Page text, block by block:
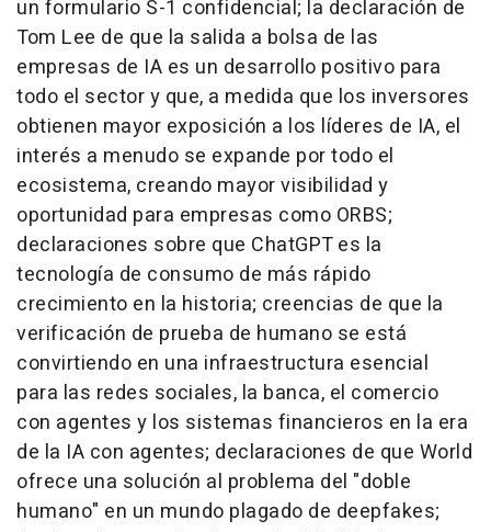
un formulario S-1 confidencial; la declaración de
Tom Lee de que la salida a bolsa de las
empresas de IA es un desarrollo positivo para
todo el sector y que, a medida que los inversores
obtienen mayor exposición a los líderes de IA, el
interés a menudo se expande por todo el
ecosistema, creando mayor visibilidad y
oportunidad para empresas como ORBS;
declaraciones sobre que ChatGPT es la
tecnología de consumo de más rápido
crecimiento en la historia; creencias de que la
verificación de prueba de humano se está
convirtiendo en una infraestructura esencial
para las redes sociales, la banca, el comercio
con agentes y los sistemas financieros en la era
de la IA con agentes; declaraciones de que World
ofrece una solución al problema del "doble
humano" en un mundo plagado de deepfakes;